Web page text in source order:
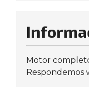
Motor
Respondemos